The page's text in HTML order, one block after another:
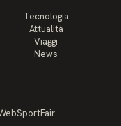
Tecnologia
Attualità
Viaggi
News
SportFair